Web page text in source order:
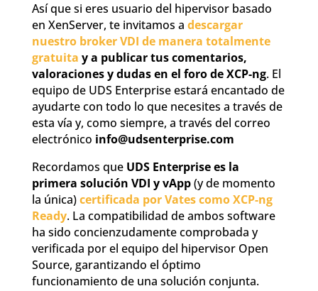
Así que si eres usuario del hipervisor basado
en XenServer, te invitamos a descargar
nuestro broker VDI de manera totalmente
gratuita y a publicar tus comentarios,
valoraciones y dudas en el foro de XCP-ng. El
equipo de UDS Enterprise estará encantado de
ayudarte con todo lo que necesites a través de
esta vía y, como siempre, a través del correo
electrónico info@udsenterprise.com
Recordamos que UDS Enterprise es la
primera solución VDI y vApp(y de momento
la única)certificada por Vates como XCP-ng
Ready. La compatibilidad de ambos software
ha sido concienzudamente comprobada y
verificada por el equipo del hipervisor Open
Source, garantizando el óptimo
funcionamiento de una solución conjunta.